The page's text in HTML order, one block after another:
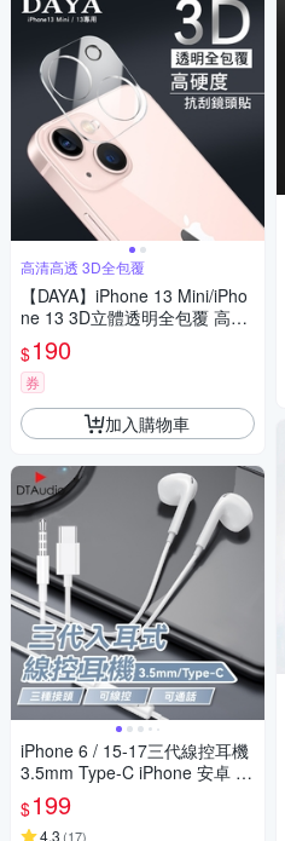
高清高透 3D全包覆
【DAYA】iPhone 13 Mini/iPho
ne 13 3D立體透明全包覆 高硬
度抗刮鏡頭貼
$190
券
加入購物車
iPhone 6 / 15-17三代線控耳機
3.5mm Type-C iPhone 安卓 適
用耳機 線控 麥克風 通話耳機
充電孔連結
$199
4.3 (17)